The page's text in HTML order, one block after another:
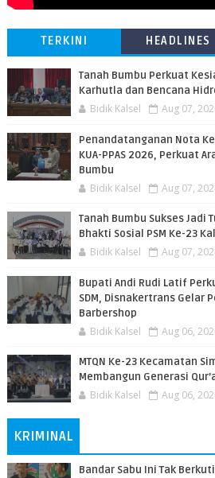
TERKINI HEADLINES
Tanah Bumbu Perkuat
Karhutla dan Bencana
Bidik Kalsel Aug 07,
Penandatanganan Nota
KUA-PPAS 2026, Perkuat
Bumbu
Bidik Kalsel Aug 07,
Tanah Bumbu Sukses Jadi
Bhakti Sosial PSM Ke-23
Bidik Kalsel Aug 07,
Bupati Andi Rudi Latif
SDM, Disnakertrans Gelar
Barbershop
Bidik Kalsel Aug 06,
MTQN Ke-23 Kecamatan
Membangun Generasi
Bidik Kalsel Aug 06,
KRIMINAL
Bandar Sabu Ini Tak